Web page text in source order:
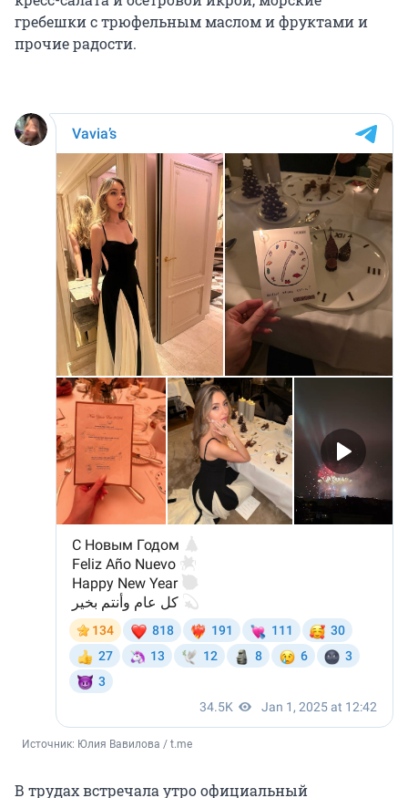
гребешки с трюфельным маслом и фруктами и
прочие радости.
Источник: Юлия Вавилова / t.me
В трудах встречала утро официальный